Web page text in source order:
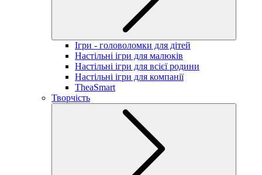
Ігри - головоломки для дітей
Настільні ігри для малюків
Настільні ігри для всієї родини
Настільні ігри для компанії
TheaSmart
Творчість